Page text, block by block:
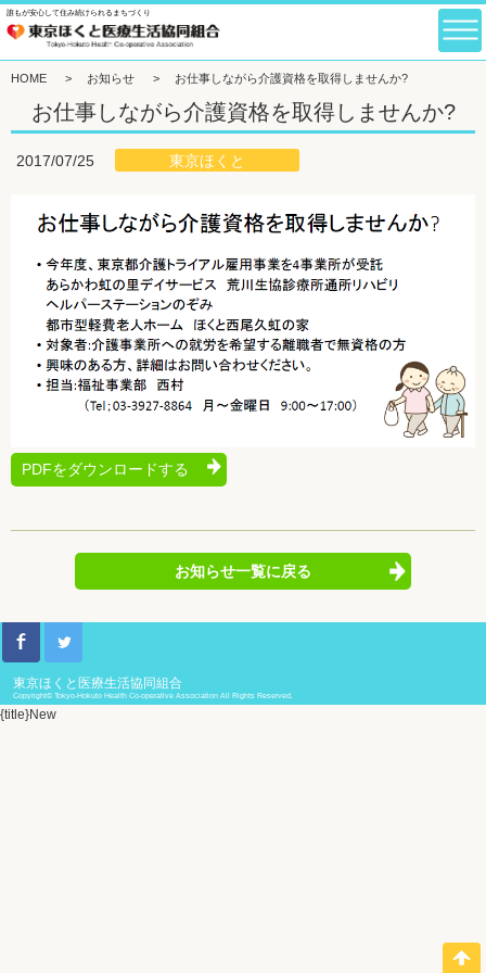
誰もが安心して住み続けられるまちづくり
HOME > お知らせ > お仕事しながら介護資格を取得しませんか?
お仕事しながら介護資格を取得しませんか?
2017/07/25 東京ほくと
PDFをダウンロードする
お知らせ一覧に戻る
東京ほくと医療生活協同組合
Copyright© Tokyo-Hokuto Health Co-operative Association All Rights Reserved.
{title}New